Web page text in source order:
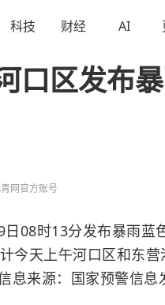
科技 财经 AI
口区发布
网官方账号
08时13分发布暴雨蓝
今天上午河口区和东
息来源：国家预警信息